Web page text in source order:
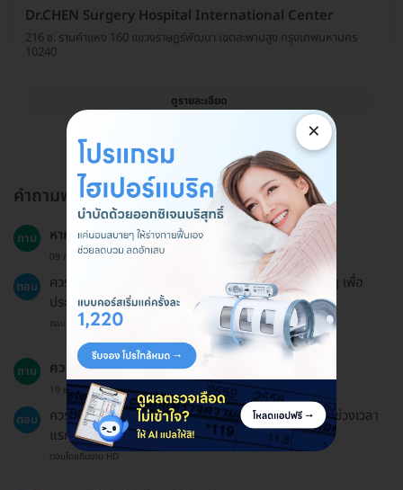
Dr.CHEN Surgery Hospital International Center
216 ซ. รามคำแหง 160 แขวงราษฎร์พัฒนา เขตสะพานสูง กรุงเทพมหานคร
10240
ดูรายละเอียด
คำถามพบบ่อย
ถาม หากมีอาการป่วยอื่นๆ สามารถเข้ารับบริการได้หรือไม่?
09 ก.ย. 2024
ตอบ
ควรปรึกษาแพทย์ก่อนเข้ารับบริการหากมีอาการป่วยอื่นๆ เพื่อ
ประเมินความเหมาะสม.
ตอบโดยทีมงาน HD
ถาม ควรหลีกเลี่ยงการทำอะไรหลังการบำบัด?
19 ธ.ค. 2024
ตอบ
ควรงดสูบบุหรี่และควรหลีกเลี่ยงกิจกรรมที่ใช้แรงมากในช่วงเวลา
แรกหลังบำบัด.
ตอบโดยทีมงาน HD
×